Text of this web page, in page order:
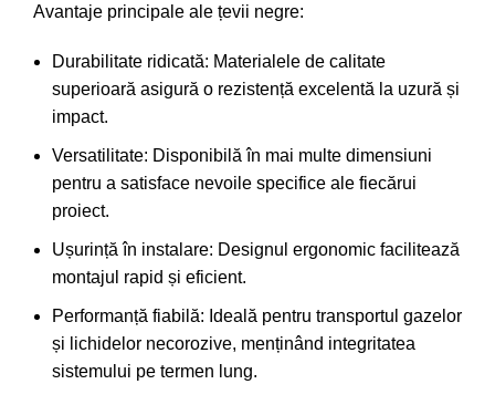
Avantaje principale ale țevii negre:
Durabilitate ridicată: Materialele de calitate
superioară asigură o rezistență excelentă la uzură și
impact.
Versatilitate: Disponibilă în mai multe dimensiuni
pentru a satisface nevoile specifice ale fiecărui
proiect.
Ușurință în instalare: Designul ergonomic facilitează
montajul rapid și eficient.
Performanță fiabilă: Ideală pentru transportul gazelor
și lichidelor necorozive, menținând integritatea
sistemului pe termen lung.